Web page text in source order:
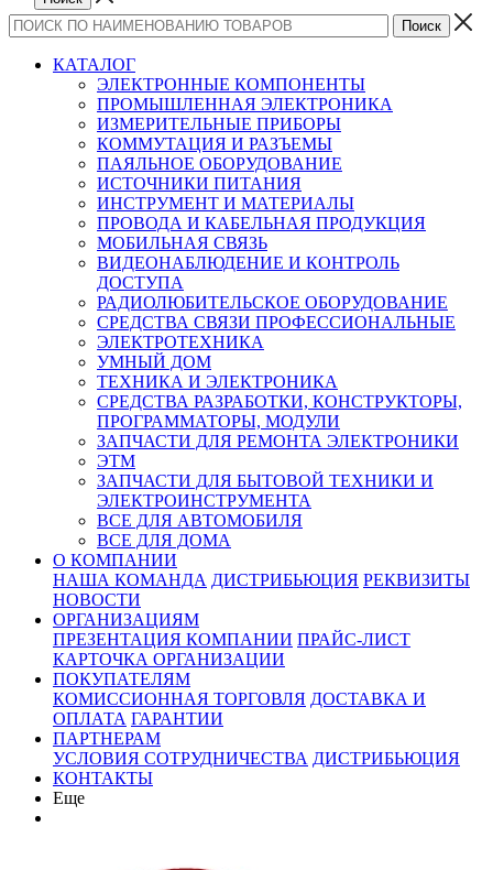
КАТАЛОГ
ЭЛЕКТРОННЫЕ КОМПОНЕНТЫ
ПРОМЫШЛЕННАЯ ЭЛЕКТРОНИКА
ИЗМЕРИТЕЛЬНЫЕ ПРИБОРЫ
КОММУТАЦИЯ И РАЗЪЕМЫ
ПАЯЛЬНОЕ ОБОРУДОВАНИЕ
ИСТОЧНИКИ ПИТАНИЯ
ИНСТРУМЕНТ И МАТЕРИАЛЫ
ПРОВОДА И КАБЕЛЬНАЯ ПРОДУКЦИЯ
МОБИЛЬНАЯ СВЯЗЬ
ВИДЕОНАБЛЮДЕНИЕ И КОНТРОЛЬ
ДОСТУПА
РАДИОЛЮБИТЕЛЬСКОЕ ОБОРУДОВАНИЕ
СРЕДСТВА СВЯЗИ ПРОФЕССИОНАЛЬНЫЕ
ЭЛЕКТРОТЕХНИКА
УМНЫЙ ДОМ
ТЕХНИКА И ЭЛЕКТРОНИКА
СРЕДСТВА РАЗРАБОТКИ, КОНСТРУКТОРЫ,
ПРОГРАММАТОРЫ, МОДУЛИ
ЗАПЧАСТИ ДЛЯ РЕМОНТА ЭЛЕКТРОНИКИ
ЭТМ
ЗАПЧАСТИ ДЛЯ БЫТОВОЙ ТЕХНИКИ И
ЭЛЕКТРОИНСТРУМЕНТА
ВСЕ ДЛЯ АВТОМОБИЛЯ
ВСЕ ДЛЯ ДОМА
О КОМПАНИИ
НАША КОМАНДА ДИСТРИБЬЮЦИЯ РЕКВИЗИТЫ
НОВОСТИ
ОРГАНИЗАЦИЯМ
ПРЕЗЕНТАЦИЯ КОМПАНИИ ПРАЙС-ЛИСТ
КАРТОЧКА ОРГАНИЗАЦИИ
ПОКУПАТЕЛЯМ
КОМИССИОННАЯ ТОРГОВЛЯ ДОСТАВКА И
ОПЛАТА ГАРАНТИИ
ПАРТНЕРАМ
УСЛОВИЯ СОТРУДНИЧЕСТВА ДИСТРИБЬЮЦИЯ
КОНТАКТЫ
Еще